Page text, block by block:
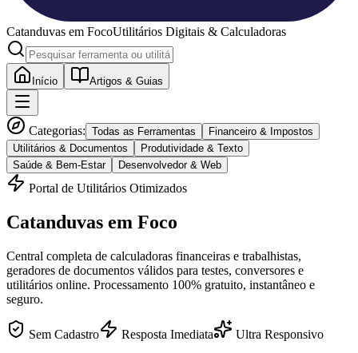
Catanduvas em FocoUtilitários Digitais & Calculadoras
Início Artigos & Guias
Categorias: Todas as Ferramentas
Financeiro & Impostos
Utilitários & Documentos
Produtividade & Texto
Saúde & Bem-Estar
Desenvolvedor & Web
Portal de Utilitários Otimizados
Catanduvas em Foco
Central completa de calculadoras financeiras e trabalhistas,
geradores de documentos válidos para testes, conversores e
utilitários online. Processamento 100% gratuito, instantâneo e
seguro.
Sem Cadastro Resposta Imediata Ultra Responsivo